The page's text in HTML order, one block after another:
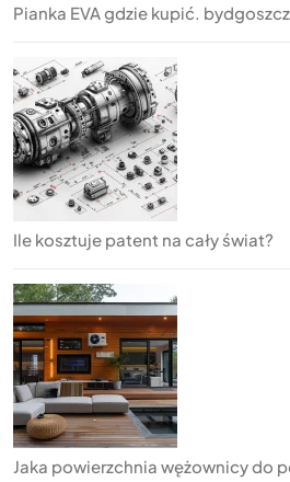
Pianka EVA gdzie kupić.
Ile kosztuje patent na cały świat?
Jaka powierzchnia wężownicy do